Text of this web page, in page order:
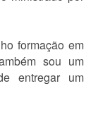
formação em
sou um
entregar um